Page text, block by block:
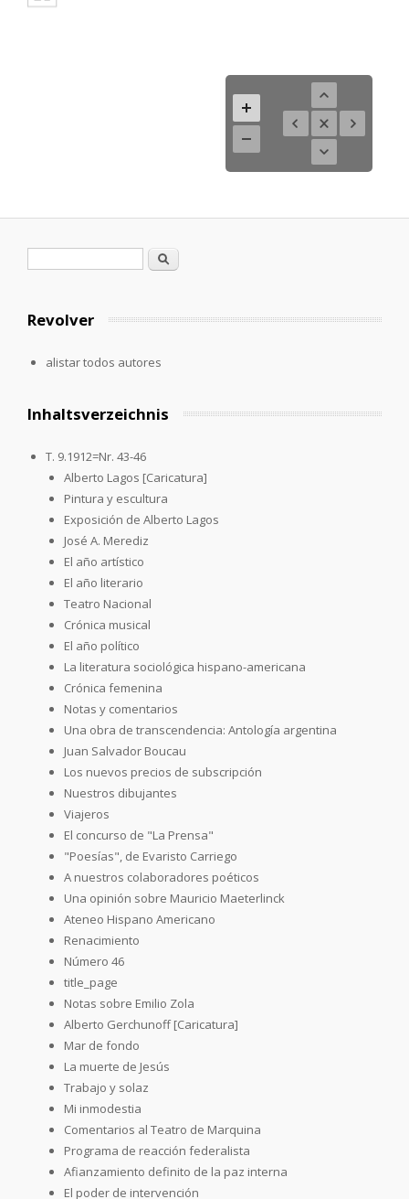
Formulario de búsqueda
Buscar
Revolver
alistar todos autores
Inhaltsverzeichnis
T. 9.1912=Nr. 43-46
Alberto Lagos [Caricatura]
Pintura y escultura
Exposición de Alberto Lagos
José A. Merediz
El año artístico
El año literario
Teatro Nacional
Crónica musical
El año político
La literatura sociológica hispano-americana
Crónica femenina
Notas y comentarios
Una obra de transcendencia: Antología argentina
Juan Salvador Boucau
Los nuevos precios de subscripción
Nuestros dibujantes
Viajeros
El concurso de "La Prensa"
"Poesías", de Evaristo Carriego
A nuestros colaboradores poéticos
Una opinión sobre Mauricio Maeterlinck
Ateneo Hispano Americano
Renacimiento
Número 46
title_page
Notas sobre Emilio Zola
Alberto Gerchunoff [Caricatura]
Mar de fondo
La muerte de Jesús
Trabajo y solaz
Mi inmodestia
Comentarios al Teatro de Marquina
Programa de reacción federalista
Afianzamiento definito de la paz interna
El poder de intervención